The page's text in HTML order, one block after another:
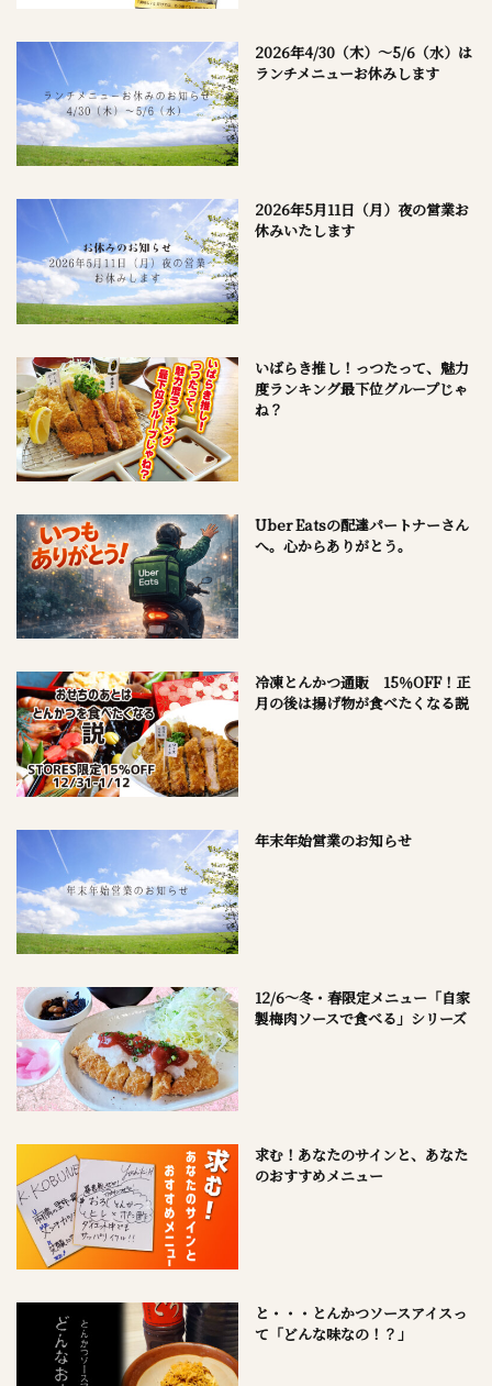
2026年4/30（木）～5/6（水）は
ランチメニューお休みします
2026年5月11日（月）夜の営業お
休みいたします
いばらき推し！っつたって、魅力
度ランキング最下位グループじゃ
ね？
Uber Eatsの配達パートナーさん
へ。心からありがとう。
冷凍とんかつ通販 15％OFF！正
月の後は揚げ物が食べたくなる説
年末年始営業のお知らせ
12/6～冬・春限定メニュー「自家
製梅肉ソースで食べる」シリーズ
求む！あなたのサインと、あなた
のおすすめメニュー
と・・・とんかつソースアイスっ
て「どんな味なの！？」